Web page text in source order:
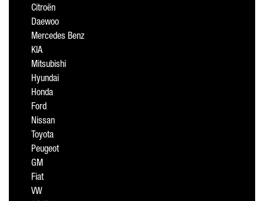
Citroën
Daewoo
Mercedes Benz
KIA
Mitsubishi
Hyundai
Honda
Ford
Nissan
Toyota
Peugeot
GM
Fiat
VW